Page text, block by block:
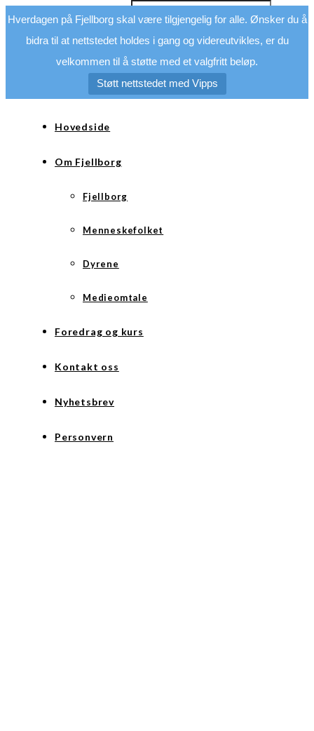
Hverdagen på Fjellborg skal være tilgjengelig for alle. Ønsker du å
bidra til at nettstedet holdes i gang og videreutvikles, er du
velkommen til å støtte med et valgfritt beløp.
Støtt nettstedet med Vipps
Hovedside
Om Fjellborg
Fjellborg
Menneskefolket
Dyrene
Medieomtale
Foredrag og kurs
Kontakt oss
Nyhetsbrev
Personvern